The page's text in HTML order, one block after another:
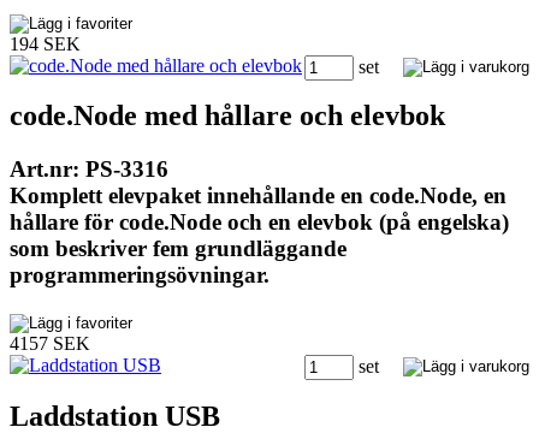
194 SEK
set
code.Node med hållare och elevbok
Art.nr: PS-3316
Komplett elevpaket innehållande en code.Node, en
hållare för code.Node och en elevbok (på engelska)
som beskriver fem grundläggande
programmeringsövningar.
4157 SEK
set
Laddstation USB